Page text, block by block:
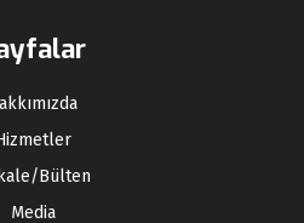
Bülten
Media